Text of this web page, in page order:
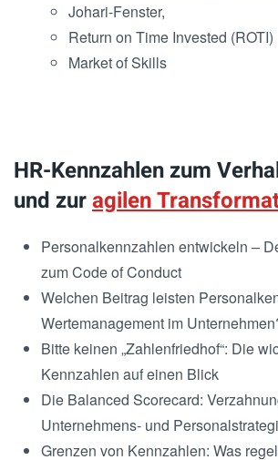
Johari-Fenster,
Return on Time Invested (ROTI)
Market of Skills
HR-Kennzahlen zum
und zuragilen
Personalkennzahlen entwickeln –
zum Code of Conduct
Welchen Beitrag leisten
Wertemanagement im
Bitte keinen „Zahlenfriedhof“: Die
Kennzahlen auf einen Blick
Die Balanced Scorecard:
Unternehmens- und
Grenzen von Kennzahlen: Was